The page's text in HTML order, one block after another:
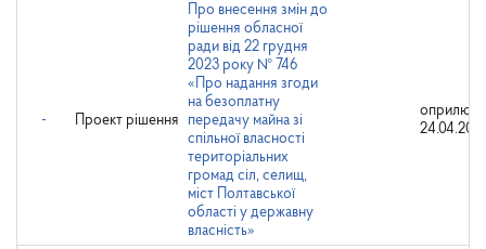
- Проект рішення
Про внесення змін до
рішення обласної
ради від 22 грудня
2023 року № 746
«Про надання згоди
на безоплатну
передачу майна зі
спільної власності
територіальних
громад сіл, селищ,
міст Полтавської
області у державну
власність»